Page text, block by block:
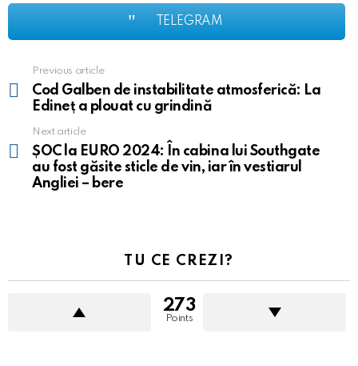
TELEGRAM
more
Previous article
Cod Galben de instabilitate atmosferică: La
Edineț a plouat cu grindină
Next article
ȘOC la EURO 2024: În cabina lui Southgate
au fost găsite sticle de vin, iar în vestiarul
Angliei – bere
TU CE CREZI?
273
Points